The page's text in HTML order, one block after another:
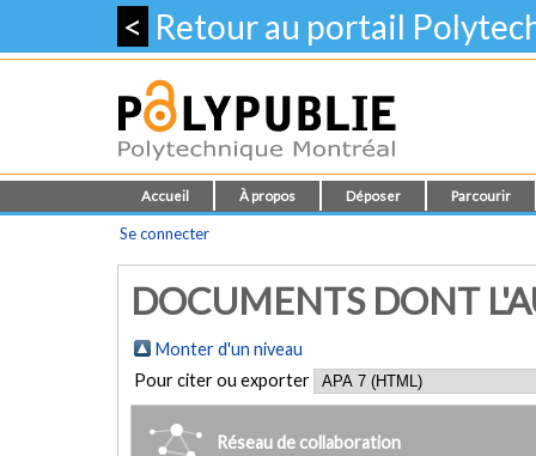
< Retour au portail
Accueil À propos Déposer Parcourir
Se connecter
DOCUMENTS DONT
Monter d'un niveau
Pour citer ou exporter
Réseau de collaboration